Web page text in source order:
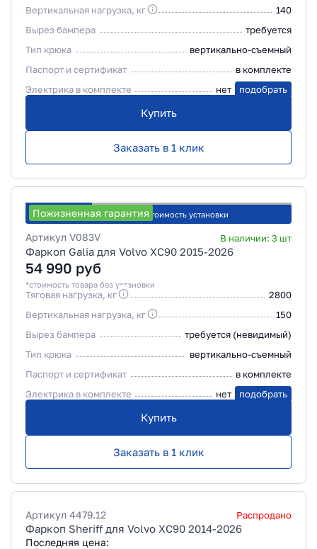
Вертикальная нагрузка, кг
140
Вырез бампера
требуется
Тип крюка
вертикально-съемный
Паспорт и сертификат
в комплекте
Электрика в комплекте
нет подобрать
Купить
Заказать в 1 клик
Пожизненная гарантияРассчитать стоимость установки
Артикул V083V В наличии: 3 шт
Фаркоп Galia для Volvo XC90 2015-2026
54 990 руб
*стоимость товара без установки
Тяговая нагрузка, кг
2800
Вертикальная нагрузка, кг
150
Вырез бампера
требуется (невидимый)
Тип крюка
вертикально-съемный
Паспорт и сертификат
в комплекте
Электрика в комплекте
нет подобрать
Купить
Заказать в 1 клик
Артикул 4479.12 Распродано
Фаркоп Sheriff для Volvo XC90 2014-2026
Последняя цена: